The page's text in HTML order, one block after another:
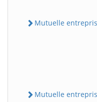
Mutuelle
Mutuelle